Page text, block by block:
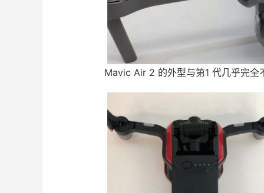
Mavic Air 2 的外型与第1 代几乎完